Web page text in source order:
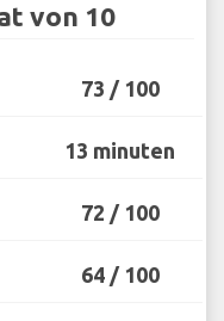
von 10
73 / 100
13 minuten
72 / 100
64 / 100